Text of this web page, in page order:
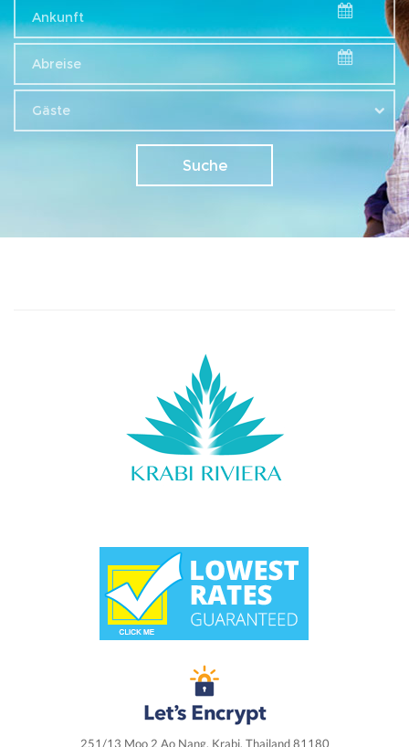
Gäste
Suche
251/13 Moo 2 Ao Nang, Krabi, Thailand 81180